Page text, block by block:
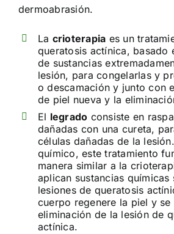
dermoabrasión.
La crioterapia es un
queratosis actínica, basado
de sustancias
lesión, para congelarlas y
o descamación y junto con
de piel nueva y la
El legrado consiste en
dañadas con una cureta,
células dañadas de la
químico, este tratamiento
manera similar a la
aplican sustancias químicas
lesiones de queratosis
cuerpo regenere la piel y
eliminación de la lesión de
actínica.